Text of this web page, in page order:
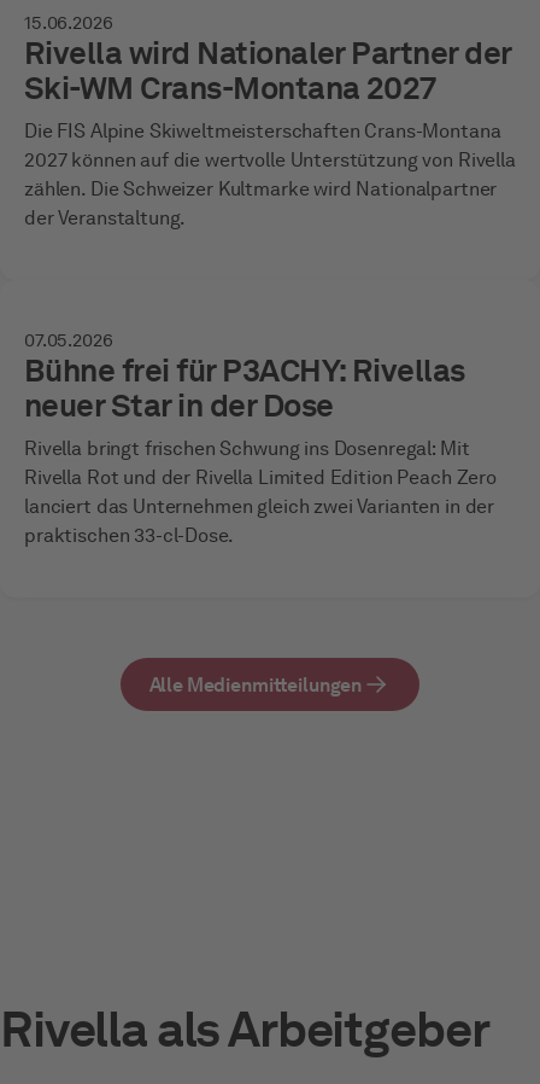
15.06.2026
Rivella wird Nationaler Partner der
Ski-WM Crans-Montana 2027
Die FIS Alpine Skiweltmeisterschaften Crans-Montana
2027 können auf die wertvolle Unterstützung von Rivella
zählen. Die Schweizer Kultmarke wird Nationalpartner
der Veranstaltung.
07.05.2026
Bühne frei für P3ACHY: Rivellas
neuer Star in der Dose
Rivella bringt frischen Schwung ins Dosenregal: Mit
Rivella Rot und der Rivella Limited Edition Peach Zero
lanciert das Unternehmen gleich zwei Varianten in der
praktischen 33-cl-Dose.
Alle Medienmitteilungen
Rivella als Arbeitgeber